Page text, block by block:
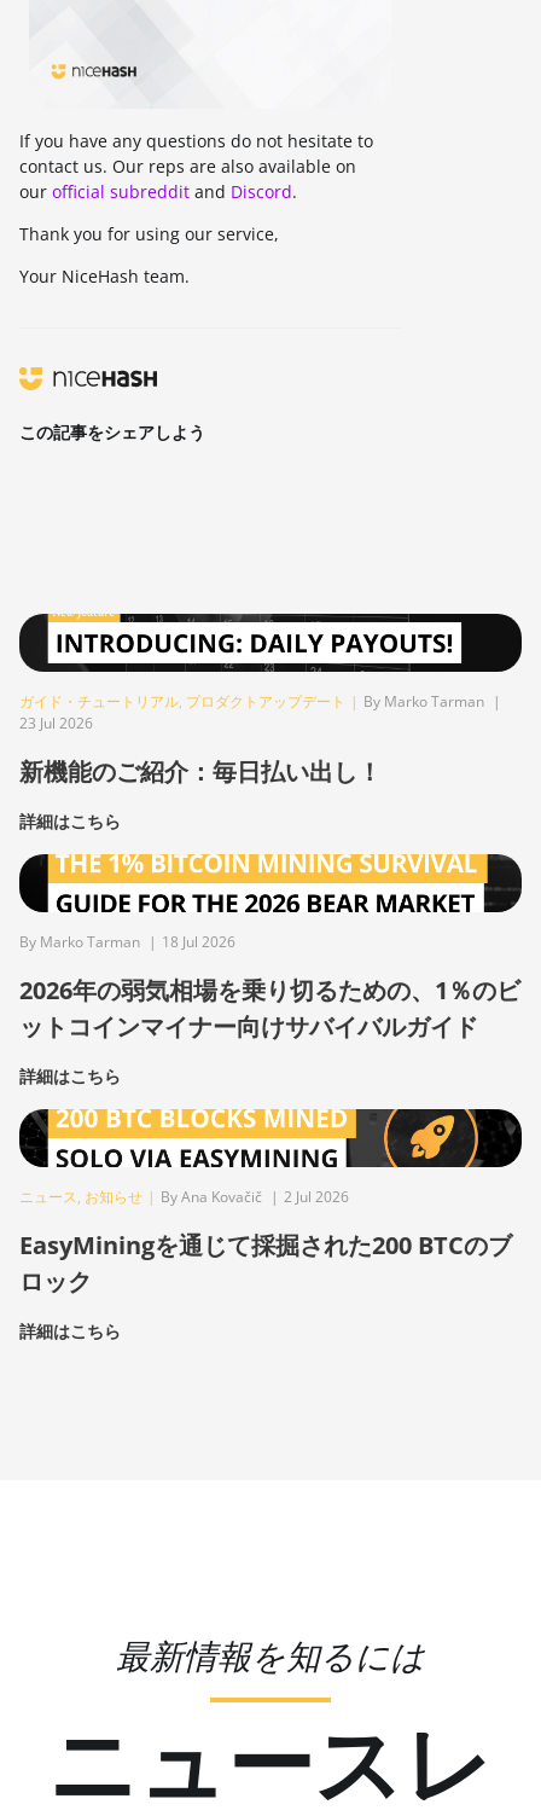
If you have any questions do not hesitate to
contact us. Our reps are also available on
our official subreddit and Discord.
Thank you for using our service,
Your NiceHash team.
この記事をシェアしよう
ガイド・チュートリアル, プロダクトアップデート | By Marko Tarman |
23 Jul 2026
新機能のご紹介：毎日払い出し！
詳細はこちら
By Marko Tarman | 18 Jul 2026
2026年の弱気相場を乗り切るための、1％のビ
ットコインマイナー向けサバイバルガイド
詳細はこちら
ニュース, お知らせ | By Ana Kovačič | 2 Jul 2026
EasyMiningを通じて採掘された200 BTCのブ
ロック
詳細はこちら
最新情報を知るには
ニュースレ